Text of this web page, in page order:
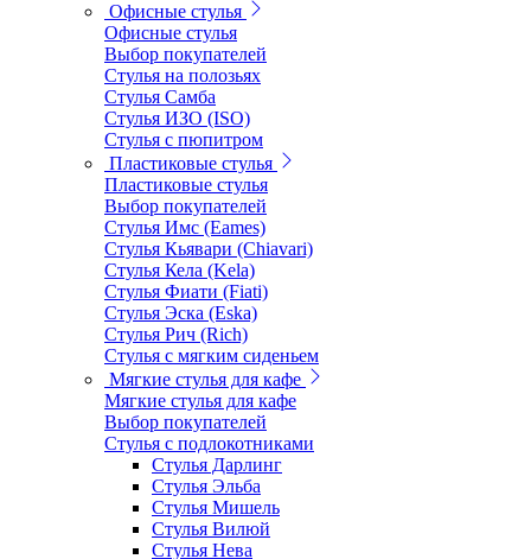
Офисные стулья
Офисные стулья
Выбор покупателей
Стулья на полозьях
Стулья Самба
Стулья ИЗО (ISO)
Стулья с пюпитром
Пластиковые стулья
Пластиковые стулья
Выбор покупателей
Стулья Имс (Eames)
Стулья Кьявари (Chiavari)
Стулья Кела (Kela)
Стулья Фиати (Fiati)
Стулья Эска (Eska)
Стулья Рич (Rich)
Стулья с мягким сиденьем
Мягкие стулья для кафе
Мягкие стулья для кафе
Выбор покупателей
Стулья с подлокотниками
Стулья Дарлинг
Стулья Эльба
Стулья Мишель
Стулья Вилюй
Стулья Нева